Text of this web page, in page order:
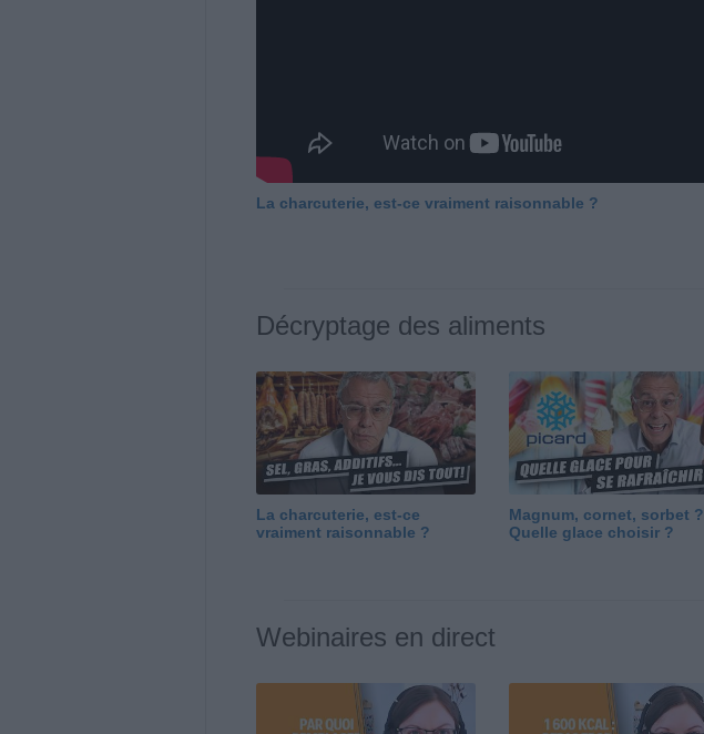
La charcuterie, est-ce vraiment raisonnable ?
Décryptage des aliments
La charcuterie, est-ce
vraiment raisonnable ?
Magnum, cornet, sorbet ?
Quelle glace choisir ?
Webinaires en direct